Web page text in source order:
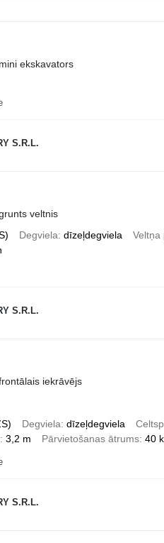
ekskavators
S.R.L.
veltnis
Degviela dīzeļdegviela Veltņa
S.R.L.
iekrāvējs
Degviela dīzeļdegviela
3,2 m Pārvietošanas ātrums 40
S.R.L.